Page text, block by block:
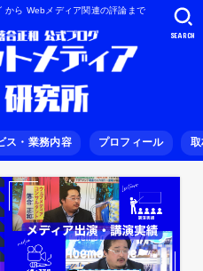
ら Webメディア関連の評論まで
ス・業務内容 プロフィール 取
SEARCH